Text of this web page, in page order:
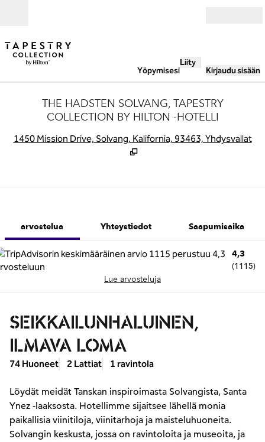
Yöpymisesi
Liity
Kirjaudu sisään
THE HADSTEN SOLVANG, TAPESTRY
COLLECTION BY HILTON -HOTELLI
1450 Mission Drive, Solvang, Kalifornia, 93463, Yhdysvallat
arvostelua Yhteystiedot Saapumisaika
4,3
(1115)
Lue arvosteluja
SEIKKAILUNHALUINEN,
ILMAVA LOMA
74 Huoneet 2 Lattiat 1 ravintola
Löydät meidät Tanskan inspiroimasta Solvangista, Santa
Ynez -laaksosta. Hotellimme sijaitsee lähellä monia
paikallisia viinitiloja, viinitarhoja ja maisteluhuoneita.
Solvangin keskusta, jossa on ravintoloita ja museoita, ja